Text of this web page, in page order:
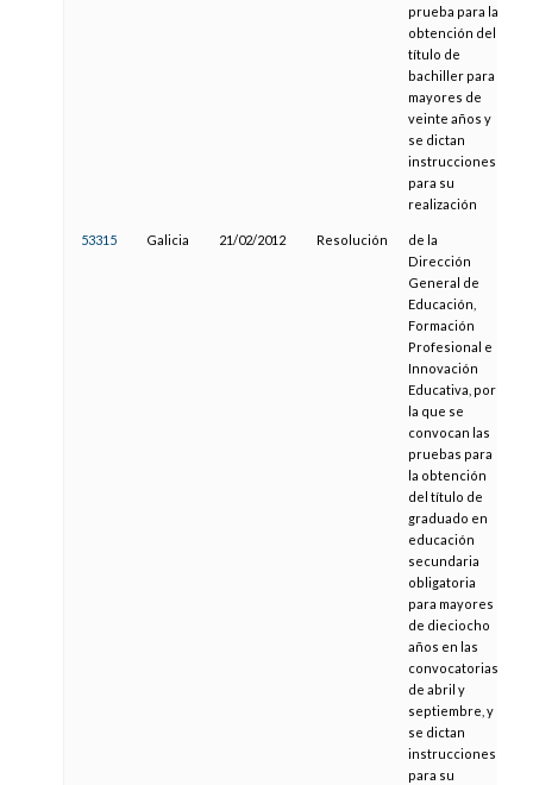
prueba para la
obtención del
título de
bachiller para
mayores de
veinte años y
se dictan
instrucciones
para su
realización
53315 Galicia 21/02/2012 Resolución
de la
Dirección
General de
Educación,
Formación
Profesional e
Innovación
Educativa, por
la que se
convocan las
pruebas para
la obtención
del título de
graduado en
educación
secundaria
obligatoria
para mayores
de dieciocho
años en las
convocatorias
de abril y
septiembre, y
se dictan
instrucciones
para su